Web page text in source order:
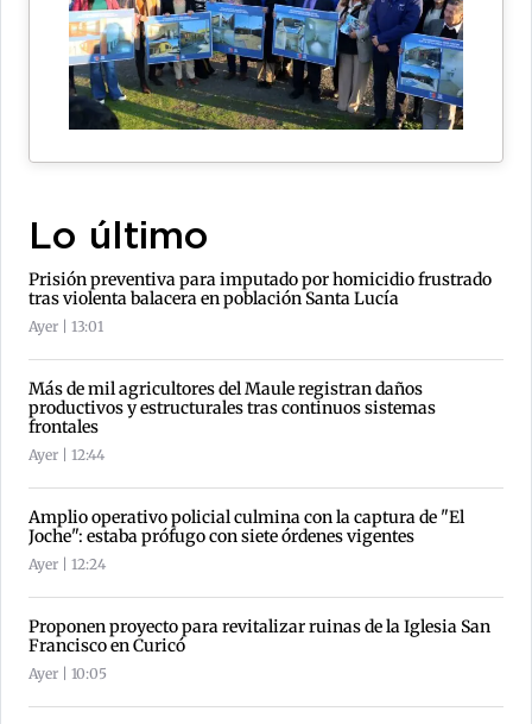
Lo último
Prisión preventiva para imputado por homicidio frustrado
tras violenta balacera en población Santa Lucía
Ayer | 13:01
Más de mil agricultores del Maule registran daños
productivos y estructurales tras continuos sistemas
frontales
Ayer | 12:44
Amplio operativo policial culmina con la captura de "El
Joche": estaba prófugo con siete órdenes vigentes
Ayer | 12:24
Proponen proyecto para revitalizar ruinas de la Iglesia San
Francisco en Curicó
Ayer | 10:05